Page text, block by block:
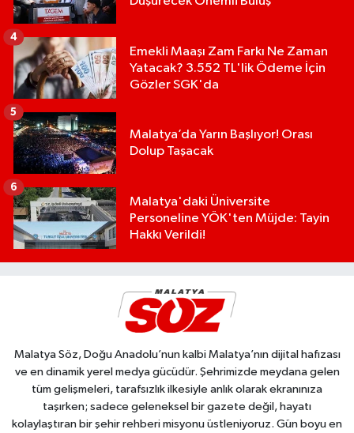
Emekli Maaşı Zam Farkı Ne Zaman
Yatacak? 3.552 TL'lik Ödeme İçin
Gözler SGK'da
4
Malatya’da Yarın Başlıyor! Orası
Dolup Taşacak
5
Malatya'daki Üniversite
Personeline YÖK'ten Müjde: Tayin
Hakkı Verildi!
6
Malatya Söz, Doğu Anadolu’nun kalbi Malatya’nın dijital hafızası
ve en dinamik yerel medya gücüdür. Şehrimizde meydana gelen
tüm gelişmeleri, tarafsızlık ilkesiyle anlık olarak ekranınıza
taşırken; sadece geleneksel bir gazete değil, hayatı
kolaylaştıran bir şehir rehberi misyonu üstleniyoruz. Gün boyu en